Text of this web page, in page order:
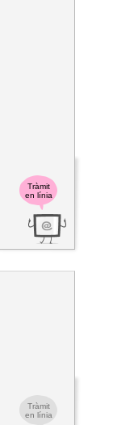
Tràmit
en línia
Tràmit
en línia